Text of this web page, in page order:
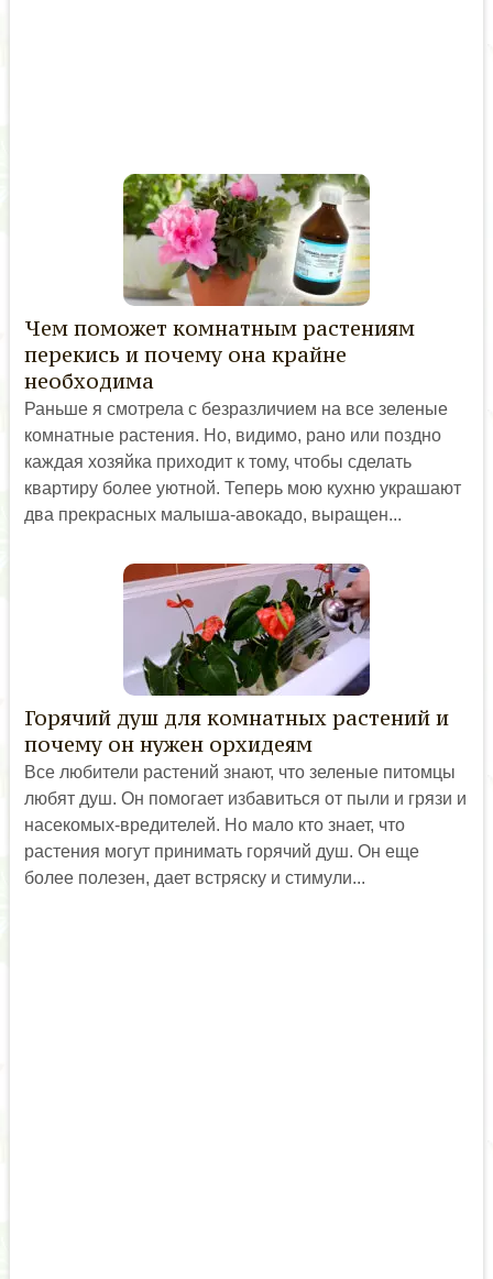
Чем поможет комнатным растениям
перекись и почему она крайне
необходима
Раньше я смотрела с безразличием на все зеленые
комнатные растения. Но, видимо, рано или поздно
каждая хозяйка приходит к тому, чтобы сделать
квартиру более уютной. Теперь мою кухню украшают
два прекрасных малыша-авокадо, выращен...
Горячий душ для комнатных растений и
почему он нужен орхидеям
Все любители растений знают, что зеленые питомцы
любят душ. Он помогает избавиться от пыли и грязи и
насекомых-вредителей. Но мало кто знает, что
растения могут принимать горячий душ. Он еще
более полезен, дает встряску и стимули...